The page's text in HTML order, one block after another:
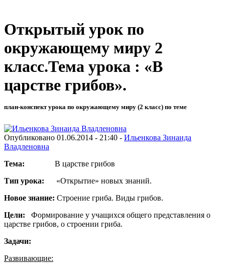
Открытый урок по
окружающему миру 2
класс.Тема урока : «В
царстве грибов».
план-конспект урока по окружающему миру (2 класс) по теме
Опубликовано 01.06.2014 - 21:40 - Ильенкова Зинаида
Владленовна
Тема: В царстве грибов
Тип урока: «Открытие» новых знаний.
Новое знание: Строение гриба. Виды грибов.
Цели: Формирование у учащихся общего представления о
царстве грибов, о строении гриба.
Задачи:
Развивающие: